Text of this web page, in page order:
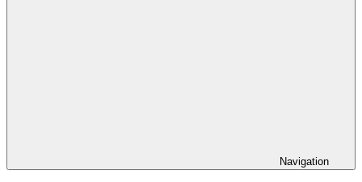
Navigation